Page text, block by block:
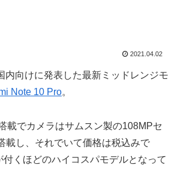
2021.04.02
内向けに発表した最新ミッドレンジモ
Note 10 Pro。
載でカメラはサムスン製の108MPセ
載し、それでいて価格は税込みで
くほどのハイコスパモデルとなって